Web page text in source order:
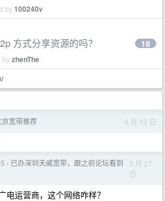
by100240v
方式分享资源的吗？
byzhenThe
18
京宽带推荐 6 月 13 日
› 已办深圳天威宽带，跟之前论坛看到
5 月 27
日
电运营商，这个网络咋样？